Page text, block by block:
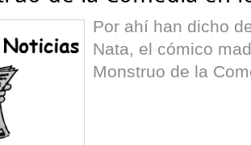
Por ahí han dicho
Nata, el cómico
Monstruo de la